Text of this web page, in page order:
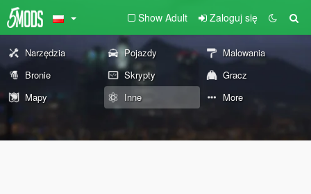
Show Adult Zaloguj się
Narzędzia Pojazdy
Malowania
Bronie
Skrypty
Gracz
Mapy
Inne More